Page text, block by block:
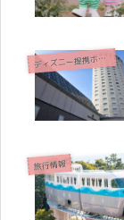
デ
ィズニー提携ホテル
旅行情報